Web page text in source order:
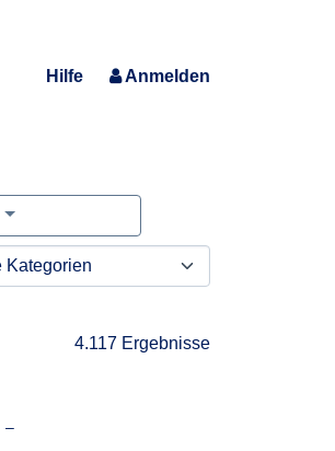
Hilfe Anmelden
4.117 Ergebnisse
–